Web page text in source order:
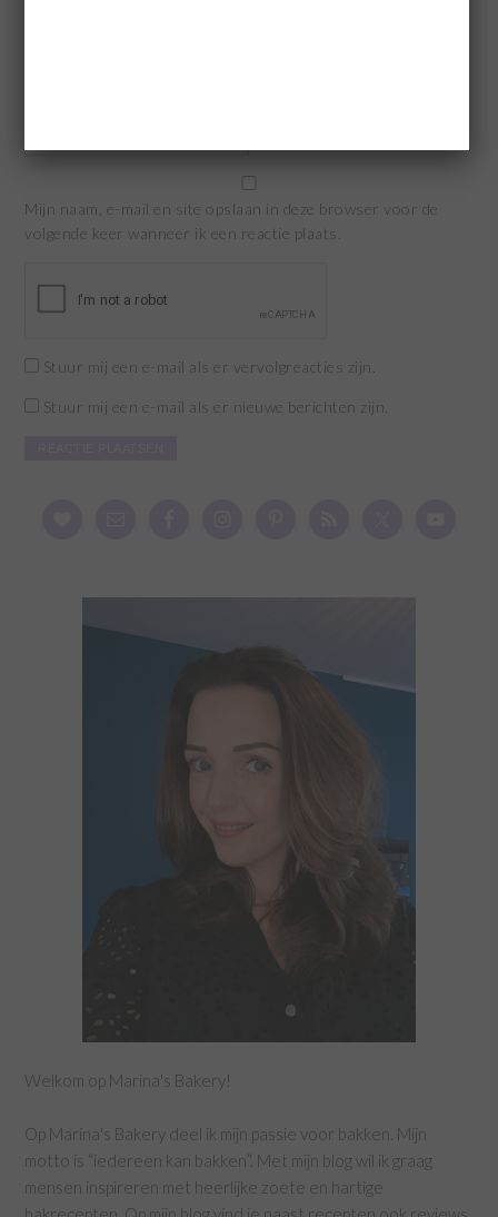
Mijn naam, e-mail en site opslaan in deze browser voor de
volgende keer wanneer ik een reactie plaats.
Stuur mij een e-mail als er vervolgreacties zijn.
Stuur mij een e-mail als er nieuwe berichten zijn.
Welkom op Marina's Bakery!
Op Marina's Bakery deel ik mijn passie voor bakken. Mijn
motto is “iedereen kan bakken”. Met mijn blog wil ik graag
mensen inspireren met heerlijke zoete en hartige